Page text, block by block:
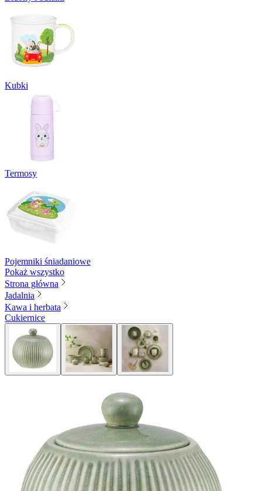
Kubki
Termosy
Pojemniki śniadaniowe
Pokaż wszystko
Strona główna
Jadalnia
Kawa i herbata
Cukiernice